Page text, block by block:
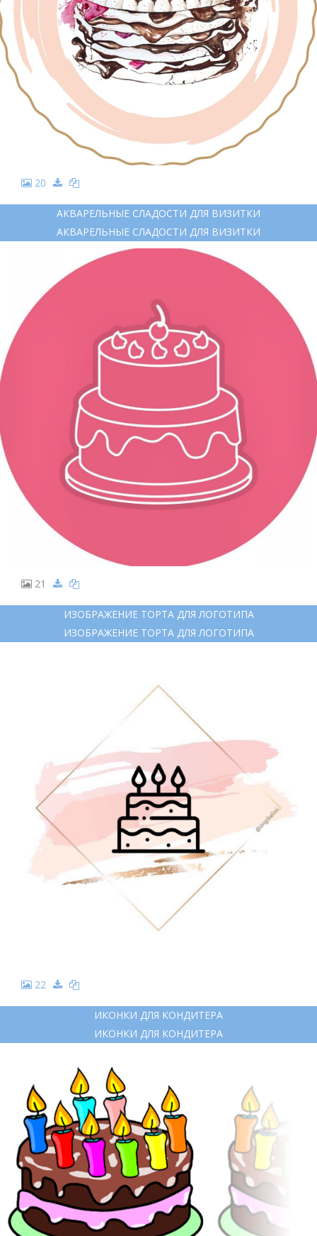
20
АКВАРЕЛЬНЫЕ СЛАДОСТИ ДЛЯ ВИЗИТКИ
АКВАРЕЛЬНЫЕ СЛАДОСТИ ДЛЯ ВИЗИТКИ
21
ИЗОБРАЖЕНИЕ ТОРТА ДЛЯ ЛОГОТИПА
ИЗОБРАЖЕНИЕ ТОРТА ДЛЯ ЛОГОТИПА
22
ИКОНКИ ДЛЯ КОНДИТЕРА
ИКОНКИ ДЛЯ КОНДИТЕРА